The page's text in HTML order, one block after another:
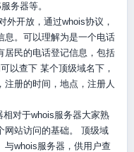
务器等。
外开放，通过whois协议，
息。可以理解为是一个电话
居民的电话登记信息，包括
以查下 某个顶级域名下，
册的时间，地点，注册人
相对于whois服务器大家熟
网站访问的基础。 顶级域
与whois服务器，供用户查